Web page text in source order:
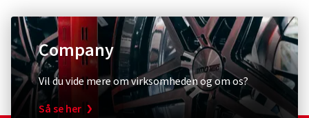
Company
Vil du vide mere om virksomheden og om os?
Så se her